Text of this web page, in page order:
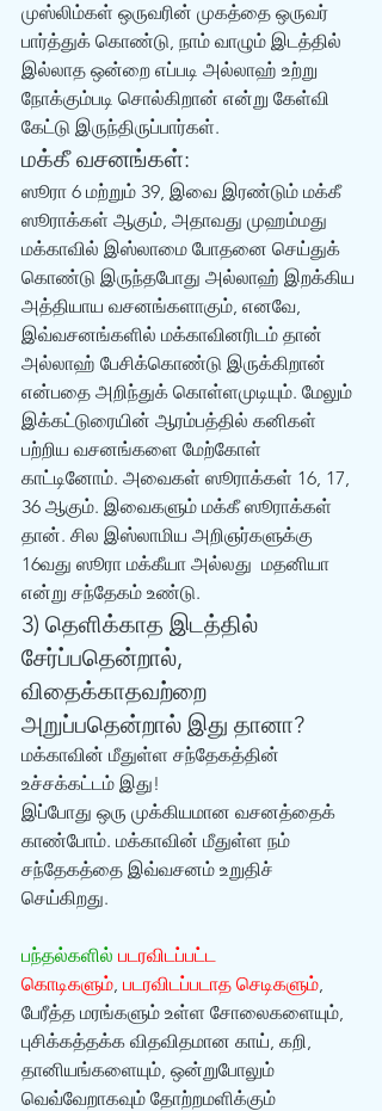
முஸ்லிம்கள் ஒருவரின் முகத்தை ஒருவர்
பார்த்துக் கொண்டு, நாம் வாழும் இடத்தில்
இல்லாத ஒன்றை எப்படி அல்லாஹ் உற்று
நோக்கும்படி சொல்கிறான் என்று கேள்வி
கேட்டு இருந்திருப்பார்கள்.
மக்கீ வசனங்கள்:
ஸூரா 6 மற்றும் 39, இவை இரண்டும் மக்கீ
ஸூராக்கள் ஆகும், அதாவது முஹம்மது
மக்காவில் இஸ்லாமை போதனை செய்துக்
கொண்டு இருந்தபோது அல்லாஹ் இறக்கிய
அத்தியாய வசனங்களாகும், எனவே,
இவ்வசனங்களில் மக்காவினரிடம் தான்
அல்லாஹ் பேசிக்கொண்டு இருக்கிறான்
என்பதை அறிந்துக் கொள்ளமுடியும். மேலும்
இக்கட்டுரையின் ஆரம்பத்தில் கனிகள்
பற்றிய வசனங்களை மேற்கோள்
காட்டினோம். அவைகள் ஸூராக்கள் 16, 17,
36 ஆகும். இவைகளும் மக்கீ ஸூராக்கள்
தான். சில இஸ்லாமிய அறிஞர்களுக்கு
16வது ஸூரா மக்கீயா அல்லது  மதனியா
என்று சந்தேகம் உண்டு.
3) தெளிக்காத இடத்தில்
சேர்ப்பதென்றால்,
விதைக்காதவற்றை
அறுப்பதென்றால் இது தானா?
மக்காவின் மீதுள்ள சந்தேகத்தின்
உச்சக்கட்டம் இது!
இப்போது ஒரு முக்கியமான வசனத்தைக்
காண்போம். மக்காவின் மீதுள்ள நம்
சந்தேகத்தை இவ்வசனம் உறுதிச்
செய்கிறது.
பந்தல்களில் படரவிடப்பட்ட
கொடிகளும், படரவிடப்படாத செடிகளும்,
பேரீத்த மரங்களும் உள்ள சோலைகளையும்,
புசிக்கத்தக்க விதவிதமான காய், கறி,
தானியங்களையும், ஒன்றுபோலும்
வெவ்வேறாகவும் தோற்றமளிக்கும்